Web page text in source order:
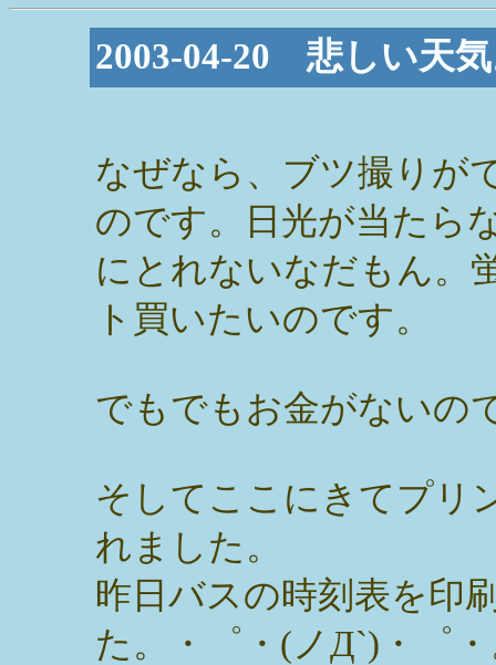
2003-04-20 悲しい天
なぜなら、ブツ撮りが
のです。日光が当たら
にとれないなだもん。
ト買いたいのです。
でもでもお金がないの
そしてここにきてプリ
れました。
昨日バスの時刻表を印
た。・゜・(ノД`)・゜